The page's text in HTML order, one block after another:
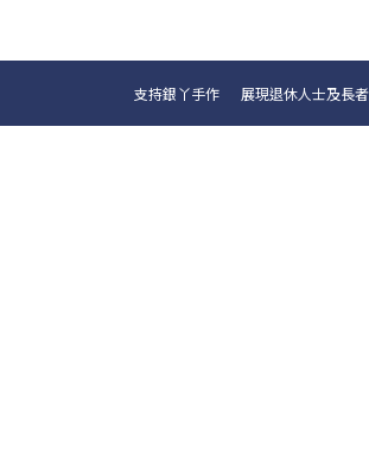
支持銀丫手作 展現退休人士及長